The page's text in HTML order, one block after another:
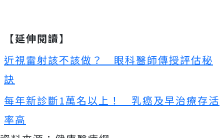
【延伸閱讀】
近視雷射該不該做？ 眼科醫師傳授評估秘
訣
每年新診斷1萬名以上！ 乳癌及早治療存活
率高